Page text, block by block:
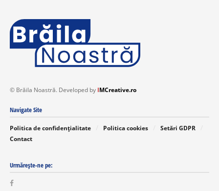
© Brăila Noastră. Developed by IMCreative.ro
Navigate Site
Politica de confidențialitate Politica cookies
Setări GDPR
Contact
Urmărește-ne pe: